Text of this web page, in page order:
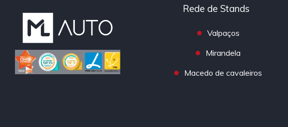
Rede de Stands
Valpaços
Mirandela
Macedo de cavaleiros